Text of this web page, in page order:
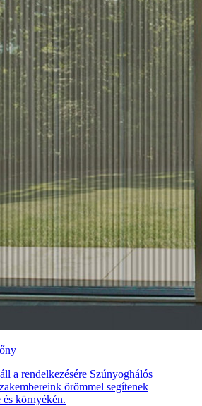
a rendelkezésére Szúnyoghálós
örömmel segítenek
és környékén.